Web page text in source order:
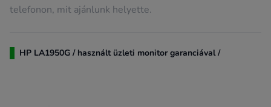
telefonon, mit ajánlunk helyette.
HP LA1950G / használt üzleti monitor garanciával /